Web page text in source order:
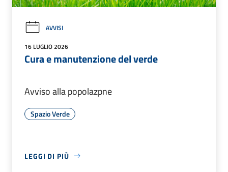
AVVISI
16 LUGLIO 2026
Cura e manutenzione del verde
Avviso alla popolazpne
Spazio Verde
LEGGI DI PIÙ